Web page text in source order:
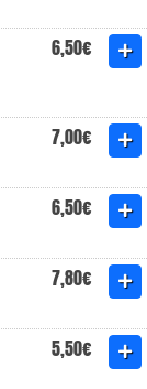
6,50€
7,00€
6,50€
7,80€
5,50€